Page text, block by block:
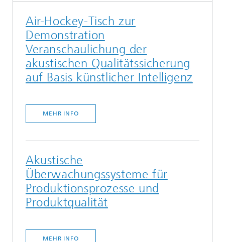
Air-Hockey-Tisch zur
Demonstration
Veranschaulichung der
akustischen Qualitätssicherung
auf Basis künstlicher Intelligenz
MEHR INFO
Akustische
Überwachungssysteme für
Produktionsprozesse und
Produktqualität
MEHR INFO